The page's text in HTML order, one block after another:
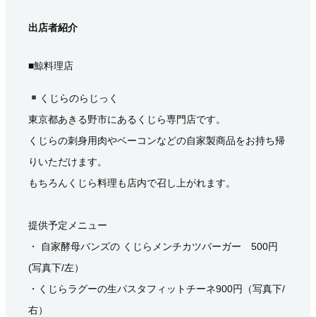
出店者紹介
■鯨料理店
くじらのらじっく
東京都あきる野市にあるくじら専門店です。
くじらの刺身用肉やベーコンなどの自家製商品をお持ち帰
りいただけます。
もちろんくじら料理も店内で召し上がれます。
提供予定メニュー
・ 自家酵母バンズの くじらメンチカツバーガー 500円
(写真下/左）
・くじらラグーの生パスタフィットチーネ900円（写真下/
右）